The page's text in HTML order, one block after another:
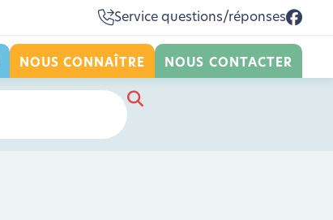
Service questions/réponses
NOUS CONNAÎTRE NOUS CONTACTER